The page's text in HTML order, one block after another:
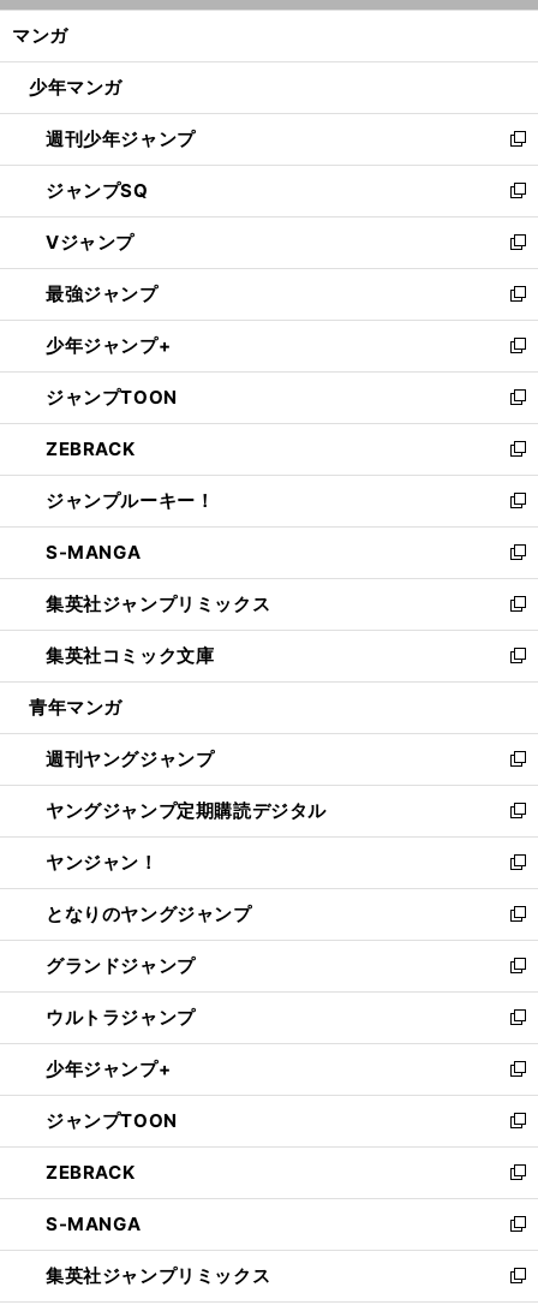
ン
ウ
開
く
マンガ
少年マンガ
週刊少年ジャンプ
新
し
い
ウ
ィ
ン
ド
ウ
で
開
く
ジャンプSQ
新
し
い
ウ
ィ
ン
ド
ウ
で
開
く
Vジャンプ
新
し
い
ウ
ィ
ン
ド
ウ
で
開
く
最強ジャンプ
新
し
い
ウ
ィ
ン
ド
ウ
で
開
く
少年ジャンプ+
新
し
い
ウ
ィ
ン
ド
ウ
で
開
く
ジャンプTOON
新
し
い
ウ
ィ
ン
ド
ウ
で
開
く
ZEBRACK
新
し
い
ウ
ィ
ン
ド
ウ
で
開
ジャンプルーキー！
新
し
い
ウ
ィ
ン
ド
ウ
開
く
S-MANGA
新
し
い
ウ
ィ
ン
ウ
で
開
く
集英社ジャンプリミックス
新
し
い
ウ
ン
ド
ウ
で
開
く
集英社コミック文庫
新
し
ウ
ィ
ン
ド
ウ
で
開
く
青年マンガ
週刊ヤングジャンプ
新
し
い
ウ
ィ
ン
ド
ウ
で
開
く
ヤングジャンプ定期購読デジタル
新
し
い
ウ
ィ
ン
ド
ウ
で
開
く
ヤンジャン！
新
し
い
ウ
ィ
ン
ド
ウ
で
開
く
となりのヤングジャンプ
新
し
い
ウ
ィ
ン
ド
ウ
で
開
く
グランドジャンプ
新
し
い
ウ
ィ
ン
ド
ウ
で
開
く
ウルトラジャンプ
新
し
い
ウ
ィ
ン
ド
ウ
で
開
く
少年ジャンプ+
新
し
い
ウ
ィ
ン
ド
ウ
で
ジャンプTOON
新
し
い
ウ
ィ
ン
ド
ZEBRACK
新
し
い
ウ
ィ
S-MANGA
新
し
い
集英社ジャンプリミックス
新